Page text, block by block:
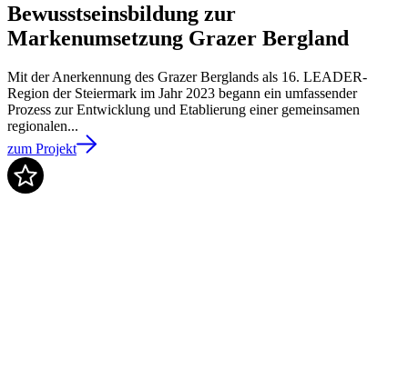
Bewusstseinsbildung zur
Markenumsetzung Grazer Bergland
Mit der Anerkennung des Grazer Berglands als 16. LEADER-
Region der Steiermark im Jahr 2023 begann ein umfassender
Prozess zur Entwicklung und Etablierung einer gemeinsamen
regionalen...
zum Projekt